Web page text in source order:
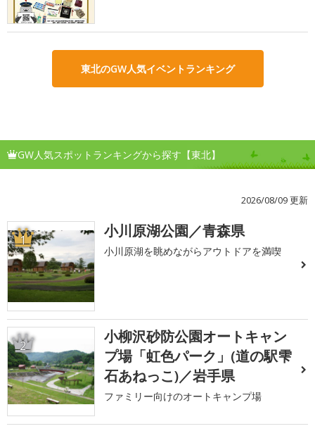
東北のGW人気イベントランキング
GW人気スポットランキングから探す【東北】
2026/08/09 更新
1 小川原湖公園／青森県
小川原湖を眺めながらアウトドアを満喫
2
小柳沢砂防公園オートキャン
プ場「虹色パーク」(道の駅雫
石あねっこ)／岩手県
ファミリー向けのオートキャンプ場